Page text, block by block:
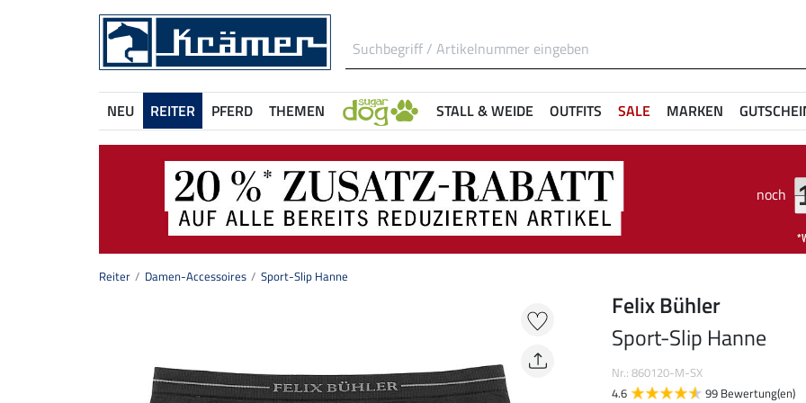
NEU REITER PFERD THEMEN STALL & WEIDE OUTFITS SALE MARKEN
noch
Reiter Damen-Accessoires Sport-Slip Hanne
Felix Bühler
Sport-Slip Hanne
Nr.: 860120-M-SX
4.6
99 Bewertung(en)